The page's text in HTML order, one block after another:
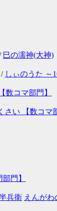
巳の濡神(大神)
しぃのうた ～
数コマ部門】
い 【数コマ
門】
兵衛 えんがわ